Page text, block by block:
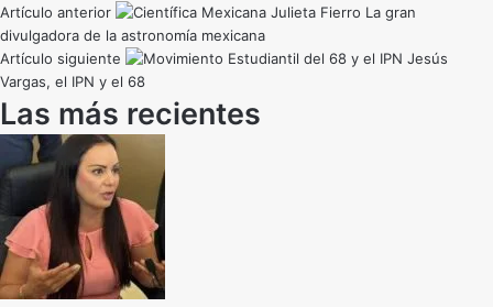
Artículo anterior
La gran
divulgadora de la astronomía mexicana
Artículo siguiente
Jesús
Vargas, el IPN y el 68
Las más recientes